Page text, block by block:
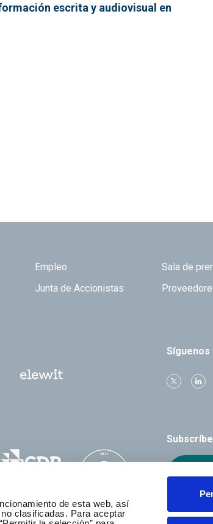
de esta web, así
clasificadas. Para aceptar
escrita y audiovisual en
Empleo
Sala de
Junta de Accionistas
Síguenos